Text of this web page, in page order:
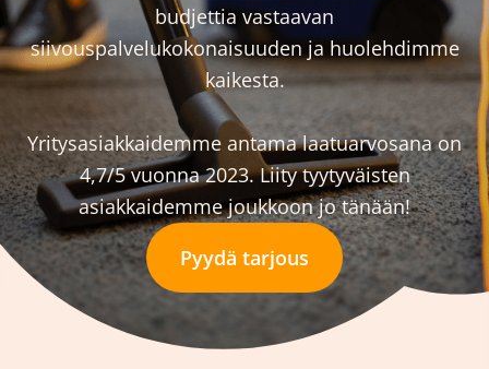
budjettia vastaavan
siivouspalvelukokonaisuuden ja huolehdimme
kaikesta.
Yritysasiakkaidemme antama laatuarvosana on
4,7/5 vuonna 2023. Liity tyytyväisten
asiakkaidemme joukkoon jo tänään!
Pyydä tarjous